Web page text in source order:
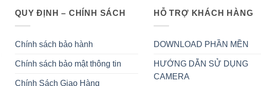
QUY ĐỊNH – CHÍNH SÁCH
Chính sách bảo hành
Chính sách bảo mật thông tin
Chính Sách Giao Hàng
HỖ TRỢ KHÁCH HÀNG
DOWNLOAD PHẦN MỀN
HƯỚNG DẪN SỬ DỤNG
CAMERA